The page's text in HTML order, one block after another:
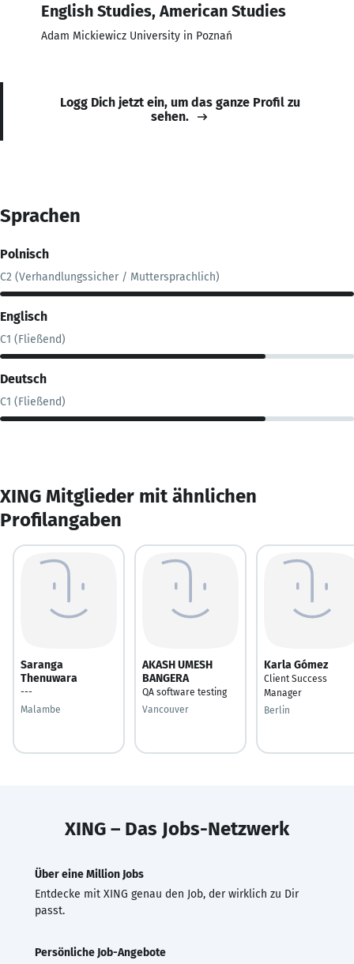
English Studies, American Studies
Adam Mickiewicz University in Poznań
Logg Dich jetzt ein, um das ganze Profil zu
sehen.
Sprachen
Polnisch
C2 (Verhandlungssicher / Muttersprachlich)
Englisch
C1 (Fließend)
Deutsch
C1 (Fließend)
XING Mitglieder mit ähnlichen
Profilangaben
Saranga
Thenuwara
---
Malambe
AKASH UMESH
BANGERA
QA software testing
Vancouver
Karla Gómez
Client Success
Manager
Berlin
XING – Das Jobs-Netzwerk
Über eine Million Jobs
Entdecke mit XING genau den Job, der wirklich zu Dir
passt.
Persönliche Job-Angebote